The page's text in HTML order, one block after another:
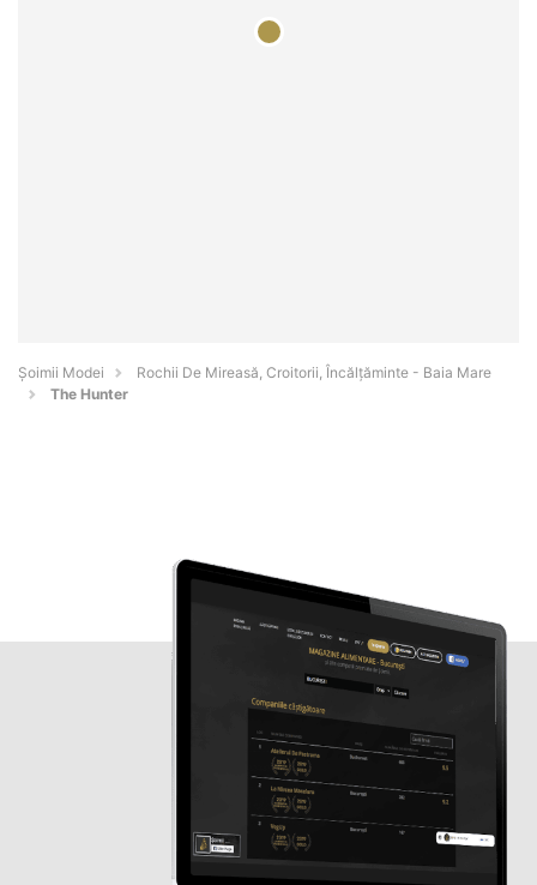
Șoimii Modei
Rochii De Mireasă, Croitorii, Încălțăminte - Baia Mare
The Hunter